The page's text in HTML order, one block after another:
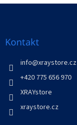
Z
Kontakt
info@xraystore.cz
+420 775 656 970
XRAYstore
xraystore.cz